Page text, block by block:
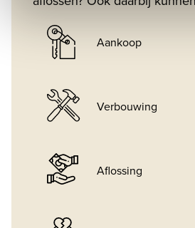
Aankoop
Verbouwing
Aflossing